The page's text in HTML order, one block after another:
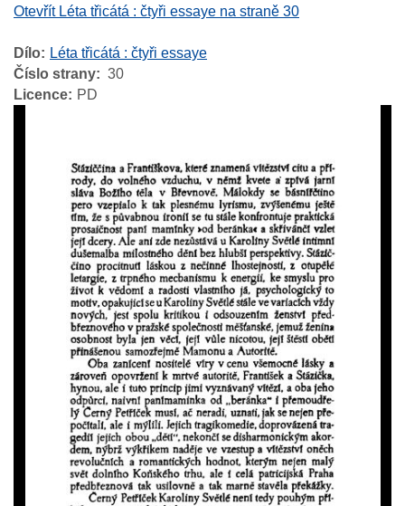
Otevřít Léta třicátá : čtyři essaye na straně 30
Dílo
Léta třicátá : čtyři essaye
Číslo strany
30
Licence
PD